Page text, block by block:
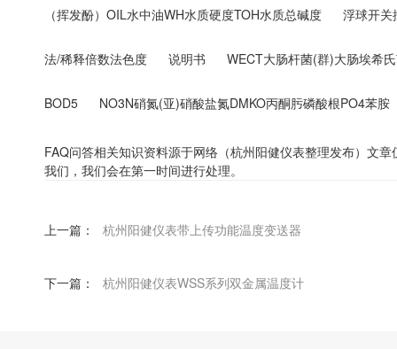
（挥发酚）OIL水中油WH水质硬度TOH水质总碱度 浮球开关
法/稀释倍数法色度 说明书 WECT大肠杆菌(群)大肠埃希
BOD5 NO3N硝氮(亚)硝酸盐氮DMKO丙酮肟磷酸根PO4苯胺
FAQ问答相关知识资料源于网络（杭州阳健仪表整理发布）文
我们，我们会在第一时间进行处理。
上一篇： 杭州阳健仪表带上传功能温度变送器
下一篇： 杭州阳健仪表WSS系列双金属温度计